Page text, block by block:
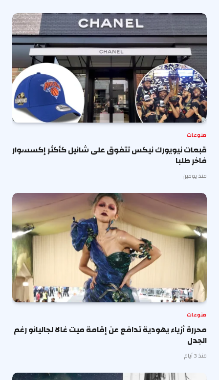
منوعات
قبعات نيويورك نيكس تتفوق على شانيل كأكثر إكسسوار
فاخر طلبا
منذ يومين
منوعات
محررة أزياء يهودية تدافع عن إقامة ميت غالا لجاليانو رغم
الجدل
منذ 3 أيام